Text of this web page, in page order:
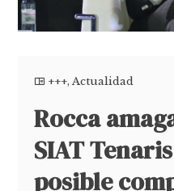
+++,Actualidad
Rocca
SIAT
posible